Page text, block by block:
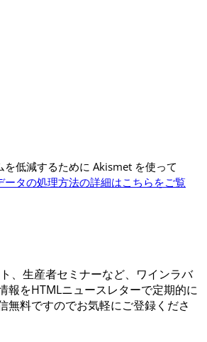
を低減するために Akismet を使って
ータの処理方法の詳細はこちらをご覧
、生産者セミナーなど、ワインラバ
報をHTMLニュースレターで定期的に
無料ですのでお気軽にご登録くださ